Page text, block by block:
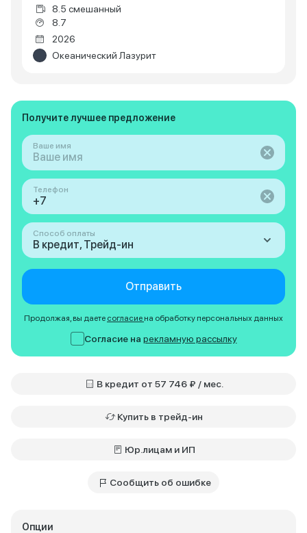
8.5 смешанный
8.7
2026
Океанический Лазурит
Опции
Получите лучшее предложение
Ваше имя
Телефон
Способ оплаты
В кредит, Трейд-ин
Отправить
Продолжая, вы даете согласие на обработку персональных данных
Согласие на рекламную рассылку
В кредит от 57 746 ₽ / мес.
Купить в трейд-ин
Юр.лицам и ИП
Сообщить об ошибке